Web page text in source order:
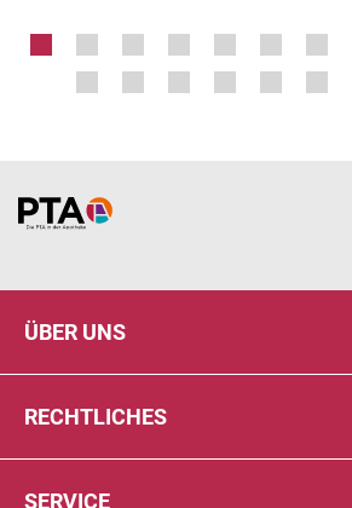
Home
ÜBER UNS
RECHTLICHES
SERVICE